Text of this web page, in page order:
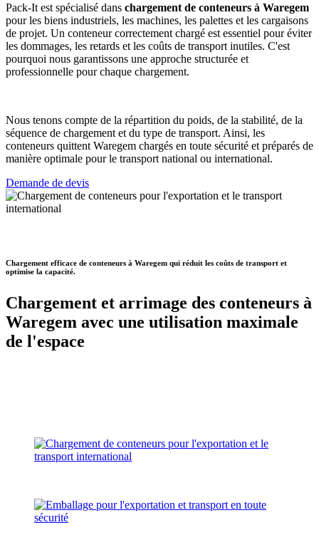
Pack-It est spécialisé dans chargement de conteneurs à Waregem
pour les biens industriels, les machines, les palettes et les cargaisons
de projet. Un conteneur correctement chargé est essentiel pour éviter
les dommages, les retards et les coûts de transport inutiles. C'est
pourquoi nous garantissons une approche structurée et
professionnelle pour chaque chargement.
Nous tenons compte de la répartition du poids, de la stabilité, de la
séquence de chargement et du type de transport. Ainsi, les
conteneurs quittent Waregem chargés en toute sécurité et préparés de
manière optimale pour le transport national ou international.
Demande de devis
Chargement efficace de conteneurs à Waregem qui réduit les coûts de transport et
optimise la capacité.
Chargement et arrimage des conteneurs à
Waregem avec une utilisation maximale
de l'espace